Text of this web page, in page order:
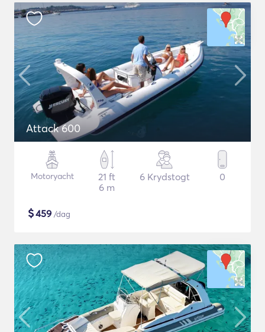
Attack 600
Motoryacht
21 ft
6 m
6 Krydstogt 0
$459 /dag